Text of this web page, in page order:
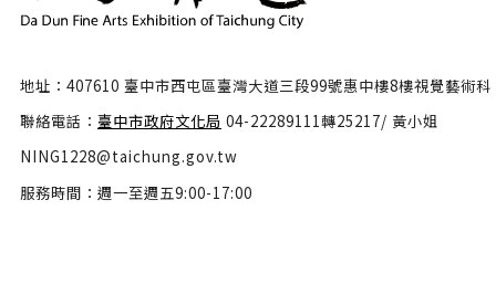
地址：407610 臺中市西屯區臺灣大道三段99號惠中樓8樓視覺藝術科
聯絡電話： 臺中市政府文化局 04-22289111轉25217/ 黃小姐
NING1228@taichung.gov.tw
服務時間：週一至週五9:00-17:00